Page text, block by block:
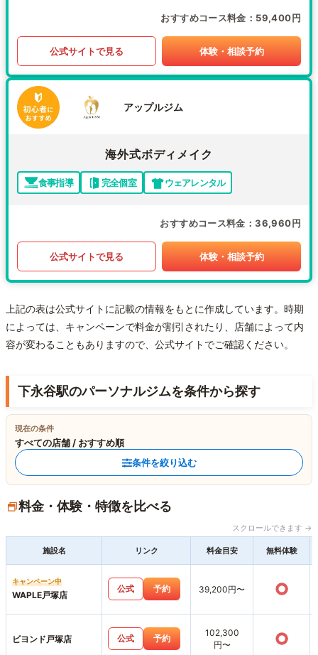
おすすめコース料金 59,400円
公式サイトで見る 体験・相談予約
アップルジム
海外式ボディメイク
食事指導 完全個室 ウェアレンタル
おすすめコース料金 36,960円
公式サイトで見る 体験・相談予約
上記の表は公式サイトに記載の情報をもとに作成しています。時期
によっては、キャンペーンで料金が割引されたり、店舗によって内
容が変わることもありますので、公式サイトでご確認ください。
下永谷駅のパーソナルジムを条件から探す
現在の条件
すべての店舗 / おすすめ順
条件を絞り込む
料金・体験・特徴を比べる
スクロールできます →
施設名 リンク 料金目安 無料体験
キャンペーン中
WAPLE戸塚店
公式 予約 39,200円〜 ○
ビヨンド戸塚店 公式 予約
102,300
円〜
○